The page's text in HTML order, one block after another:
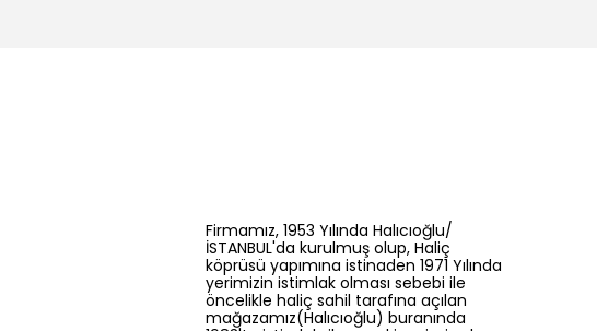
Firmamız, 1953 Yılında Halıcıoğlu/
İSTANBUL'da kurulmuş olup, Haliç
köprüsü yapımına istinaden 1971 Yılında
yerimizin istimlak olması sebebi ile
öncelikle haliç sahil tarafına açılan
mağazamız(Halıcıoğlu) buranında